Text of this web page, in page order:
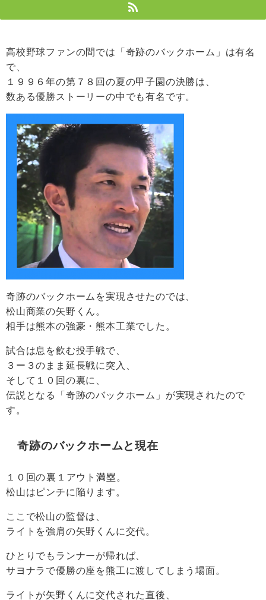
高校野球ファンの間では「奇跡のバックホーム」は有名
で、
１９９６年の第７８回の夏の甲子園の決勝は、
数ある優勝ストーリーの中でも有名です。
奇跡のバックホームを実現させたのでは、
松山商業の矢野くん。
相手は熊本の強豪・熊本工業でした。
試合は息を飲む投手戦で、
３ー３のまま延長戦に突入、
そして１０回の裏に、
伝説となる「奇跡のバックホーム」が実現されたので
す。
奇跡のバックホームと現在
１０回の裏１アウト満塁。
松山はピンチに陥ります。
ここで松山の監督は、
ライトを強肩の矢野くんに交代。
ひとりでもランナーが帰れば、
サヨナラで優勝の座を熊工に渡してしまう場面。
ライトが矢野くんに交代された直後、